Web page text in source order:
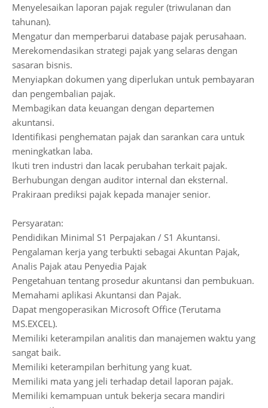
Menyelesaikan laporan pajak reguler (triwulanan dan
tahunan).
Mengatur dan memperbarui database pajak perusahaan.
Merekomendasikan strategi pajak yang selaras dengan
sasaran bisnis.
Menyiapkan dokumen yang diperlukan untuk pembayaran
dan pengembalian pajak.
Membagikan data keuangan dengan departemen
akuntansi.
Identifikasi penghematan pajak dan sarankan cara untuk
meningkatkan laba.
Ikuti tren industri dan lacak perubahan terkait pajak.
Berhubungan dengan auditor internal dan eksternal.
Prakiraan prediksi pajak kepada manajer senior.
Persyaratan:
Pendidikan Minimal S1 Perpajakan / S1 Akuntansi.
Pengalaman kerja yang terbukti sebagai Akuntan Pajak,
Analis Pajak atau Penyedia Pajak
Pengetahuan tentang prosedur akuntansi dan pembukuan.
Memahami aplikasi Akuntansi dan Pajak.
Dapat mengoperasikan Microsoft Office (Terutama
MS.EXCEL).
Memiliki keterampilan analitis dan manajemen waktu yang
sangat baik.
Memiliki keterampilan berhitung yang kuat.
Memiliki mata yang jeli terhadap detail laporan pajak.
Memiliki kemampuan untuk bekerja secara mandiri